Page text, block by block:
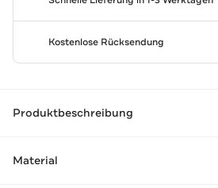
Kostenlose Rücksendung
Produktbeschreibung
Material